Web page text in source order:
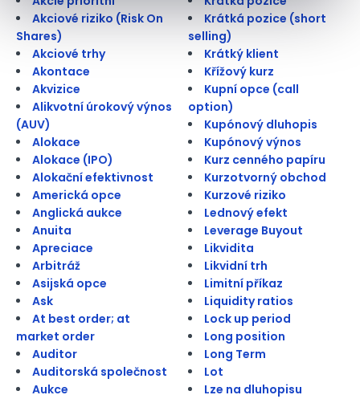
Akciové riziko (Risk On
Shares)
Akciové trhy
Akontace
Akvizice
Alikvotní úrokový výnos
(AUV)
Alokace
Alokace (IPO)
Alokační efektivnost
Americká opce
Anglická aukce
Anuita
Apreciace
Arbitráž
Asijská opce
Ask
At best order; at
market order
Auditor
Auditorská společnost
Aukce
Krátká pozice (short
selling)
Krátký klient
Křížový kurz
Kupní opce (call
option)
Kupónový dluhopis
Kupónový výnos
Kurz cenného papíru
Kurzotvorný obchod
Kurzové riziko
Lednový efekt
Leverage Buyout
Likvidita
Likvidní trh
Limitní příkaz
Liquidity ratios
Lock up period
Long position
Long Term
Lot
Lze na dluhopisu